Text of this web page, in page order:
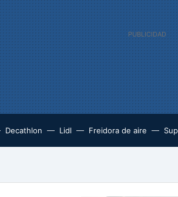
Decathlon Lidl Freidora de aire